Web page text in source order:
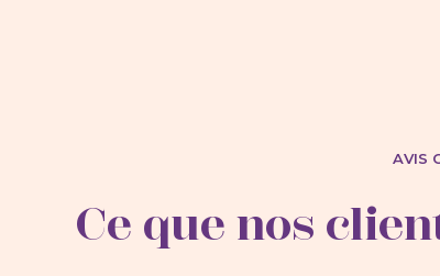
AVIS
Ce que nos